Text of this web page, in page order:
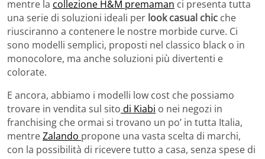
mentre la collezione H&M premaman ci presenta tutta
una serie di soluzioni ideali per look casual chic che
riusciranno a contenere le nostre morbide curve. Ci
sono modelli semplici, proposti nel classico black o in
monocolore, ma anche soluzioni più divertenti e
colorate.
E ancora, abbiamo i modelli low cost che possiamo
trovare in vendita sul sito di Kiabi o nei negozi in
franchising che ormai si trovano un po’ in tutta Italia,
mentreZalando propone una vasta scelta di marchi,
con la possibilità di ricevere tutto a casa, senza spese di